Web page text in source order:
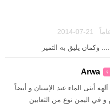
وكمان يليق به التميز
Arwa ♀
آلهة أنثى الماء عند الإسبان و أيضاً
اليمن نوع من الثعابين